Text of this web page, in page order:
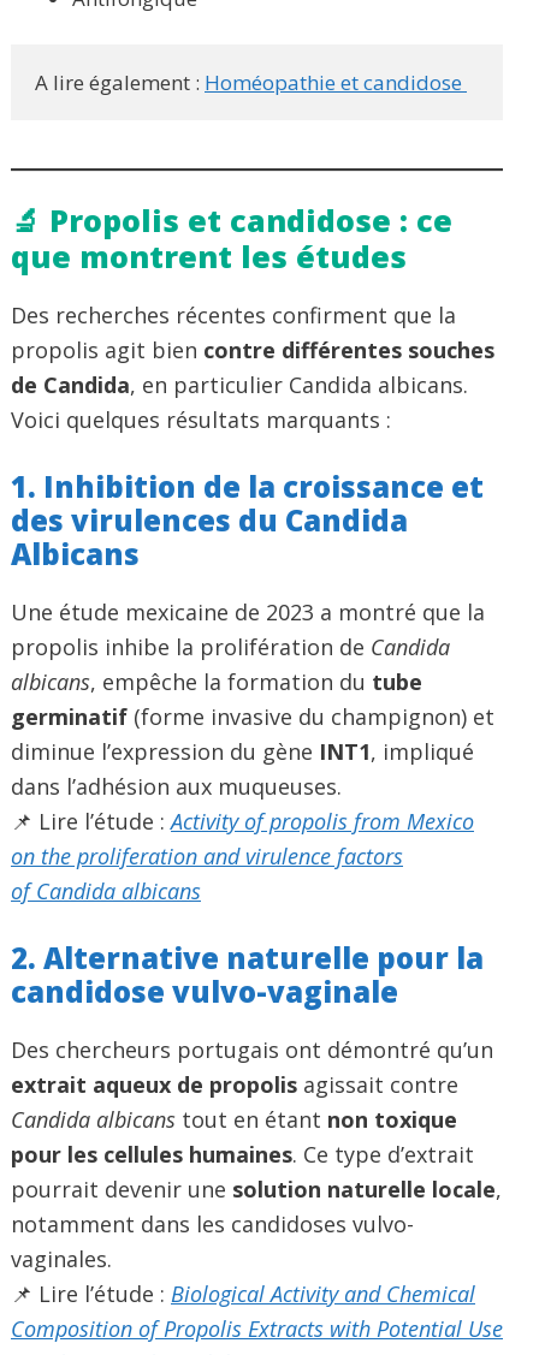
A lire également : Homéopathie et candidose
🔬 Propolis et candidose : ce
que montrent les études
Des recherches récentes confirment que la
propolis agit bien contre différentes souches
de Candida, en particulier Candida albicans.
Voici quelques résultats marquants :
1. Inhibition de la croissance et
des virulences du Candida
Albicans
Une étude mexicaine de 2023 a montré que la
propolis inhibe la prolifération de Candida
albicans, empêche la formation du tube
germinatif (forme invasive du champignon) et
diminue l’expression du gène INT1, impliqué
dans l’adhésion aux muqueuses.
📌 Lire l’étude :Activity of propolis from Mexico
on the proliferation and virulence factors
of Candida albicans
2. Alternative naturelle pour la
candidose vulvo-vaginale
Des chercheurs portugais ont démontré qu’un
extrait aqueux de propolis agissait contre
Candida albicans tout en étant non toxique
pour les cellules humaines. Ce type d’extrait
pourrait devenir une solution naturelle locale,
notamment dans les candidoses vulvo-
vaginales.
📌 Lire l’étude : Biological Activity and Chemical
Composition of Propolis Extracts with Potential Use